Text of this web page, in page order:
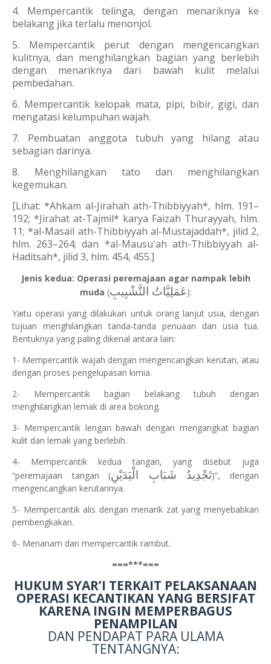
4. Mempercantik telinga, dengan menariknya ke
belakang jika terlalu menonjol.
5. Mempercantik perut dengan mengencangkan
kulitnya, dan menghilangkan bagian yang berlebih
dengan menariknya dari bawah kulit melalui
pembedahan.
6. Mempercantik kelopak mata, pipi, bibir, gigi, dan
mengatasi kelumpuhan wajah.
7. Pembuatan anggota tubuh yang hilang atau
sebagian darinya.
8. Menghilangkan tato dan menghilangkan
kegemukan.
[Lihat: *Ahkam al-Jirahah ath-Thibbiyyah*, hlm. 191–
192; *Jirahat at-Tajmil* karya Faizah Thurayyah, hlm.
11; *al-Masail ath-Thibbiyyah al-Mustajaddah*, jilid 2,
hlm. 263–264; dan *al-Mausu'ah ath-Thibbiyyah al-
Haditsah*, jilid 3, hlm. 454, 455.]
Jenis kedua: Operasi peremajaan agar nampak lebih
muda (عَمَلِيَّاتُ التَّشْبِيبِ):
Yaitu operasi yang dilakukan untuk orang lanjut usia, dengan
tujuan menghilangkan tanda-tanda penuaan dan usia tua.
Bentuknya yang paling dikenal antara lain:
1- Mempercantik wajah dengan mengencangkan kerutan, atau
dengan proses pengelupasan kimia.
2- Mempercantik bagian belakang tubuh dengan
menghilangkan lemak di area bokong.
3- Mempercantik lengan bawah dengan mengangkat bagian
kulit dan lemak yang berlebih.
4- Mempercantik kedua tangan, yang disebut juga
“peremajaan tangan (تَجْدِيدُ شَبَابِ الْيَدَيْنِ)”, dengan
mengencangkan kerutannya.
5- Mempercantik alis dengan menarik zat yang menyebabkan
pembengkakan.
6- Menanam dan mempercantik rambut.
===***===
HUKUM SYAR’I TERKAIT PELAKSANAAN
OPERASI KECANTIKAN YANG BERSIFAT
KARENA INGIN MEMPERBAGUS
PENAMPILAN
DAN PENDAPAT PARA ULAMA
TENTANGNYA: